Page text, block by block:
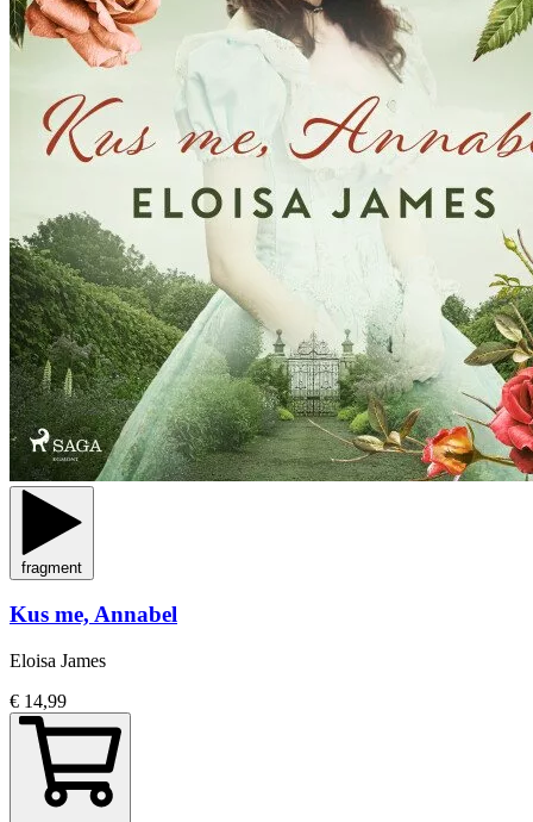
fragment
Kus me, Annabel
Eloisa James
€ 14,99